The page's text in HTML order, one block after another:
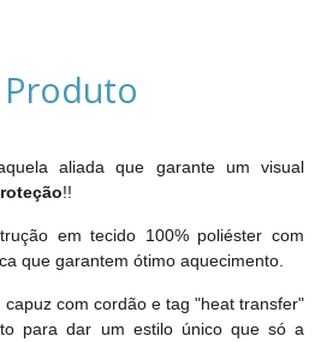
aliada que garante um visual
!!
em tecido 100% poliéster com
que garantem ótimo aquecimento.
com cordão e tag "heat transfer"
para dar um estilo único que só a